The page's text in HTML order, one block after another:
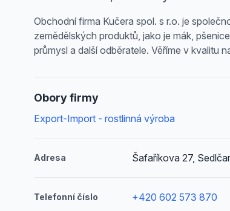
Obchodní firma Kučera spol. s r.o. je
zemědělských produktů, jako je mák,
průmysl a další odběratele. Věříme v kvalitu
Obory firmy
Export-Import - rostlinná výroba
Adresa Šafaříkova 27,
Telefonní číslo +420 602 573 870